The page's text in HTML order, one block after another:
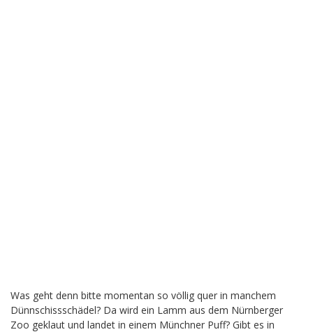
Was geht denn bitte momentan so völlig quer in manchem
Dünnschissschädel? Da wird ein Lamm aus dem Nürnberger
Zoo geklaut und landet in einem Münchner Puff? Gibt es in